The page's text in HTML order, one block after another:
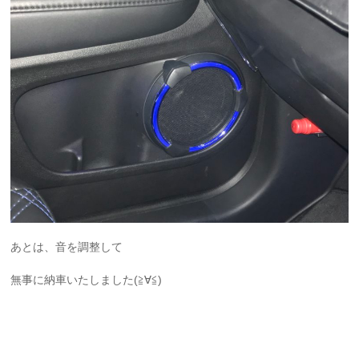
あとは、音を調整して
無事に納車いたしました(≧∀≦)